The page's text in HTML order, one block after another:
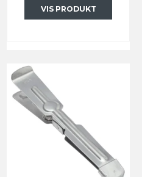
VIS PRODUKT